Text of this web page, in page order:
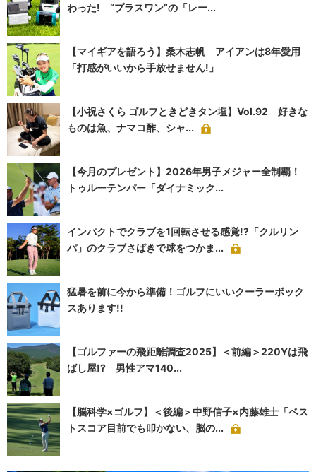
わった! “プラスワン”の「レー...
【マイギアを語ろう】桑木志帆 アイアンは8年愛用
「打感がいいから手放せません!」
【小祝さくら ゴルフときどきタン塩】Vol.92 好きな
ものは魚、ナマコ酢、シャ...
【今月のプレゼント】2026年男子メジャー全制覇！
トゥルーテンパー「ダイナミック...
インパクトでクラブを1回転させる感覚!?「クルリン
パ」のクラブさばきで球をつかま...
猛暑を前に今から準備！ゴルフにいいクーラーボック
スあります!!
【ゴルファーの飛距離調査2025】＜前編＞220Yは飛
ばし屋!? 男性アマ140...
【脳科学×ゴルフ】＜後編＞中野信子×内藤雄士「ベス
トスコア目前でも叩かない、脳の...